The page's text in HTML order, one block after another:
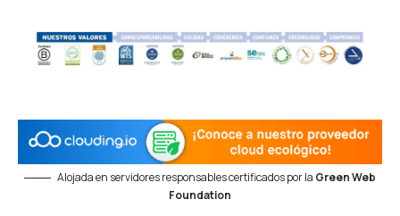
Alojada en servidores responsables certificados por la Green Web
Foundation